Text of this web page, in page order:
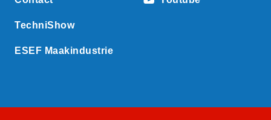
TechniShow
ESEF Maakindustrie